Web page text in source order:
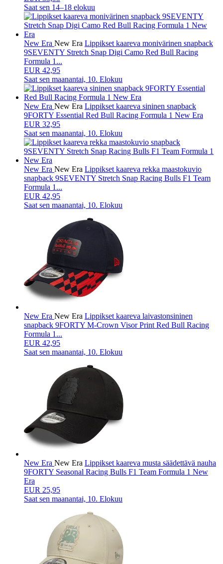
Saat sen 14–18 elokuu
New Era New Era Lippikset kaareva monivärinen snapback
9SEVENTY Stretch Snap Digi Camo Red Bull Racing
Formula 1...
EUR 42,95
Saat sen maanantai, 10. Elokuu
New Era New Era Lippikset kaareva sininen snapback
9FORTY Essential Red Bull Racing Formula 1 New Era
EUR 32,95
Saat sen maanantai, 10. Elokuu
New Era New Era Lippikset kaareva rekka maastokuvio
snapback 9SEVENTY Stretch Snap Racing Bulls F1 Team
Formula 1...
EUR 42,95
Saat sen maanantai, 10. Elokuu
New Era New Era Lippikset kaareva laivastonsininen
snapback 9FORTY M-Crown Visor Print Red Bull Racing
Formula 1...
EUR 42,95
Saat sen maanantai, 10. Elokuu
New Era New Era Lippikset kaareva musta säädettävä nauha
9FORTY Seasonal Racing Bulls F1 Team Formula 1 New
Era
EUR 25,95
Saat sen maanantai, 10. Elokuu